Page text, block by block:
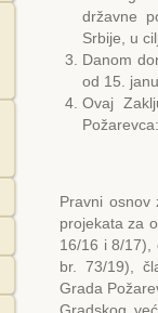
državne
Srbije, u
Danom
od 15.
Ovaj
Požarevca:
Pravni osnov
projekata za
16/16 i 8/17),
br. 73/19),
Grada